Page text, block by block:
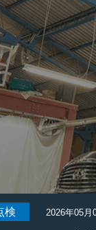
検 2026年05月